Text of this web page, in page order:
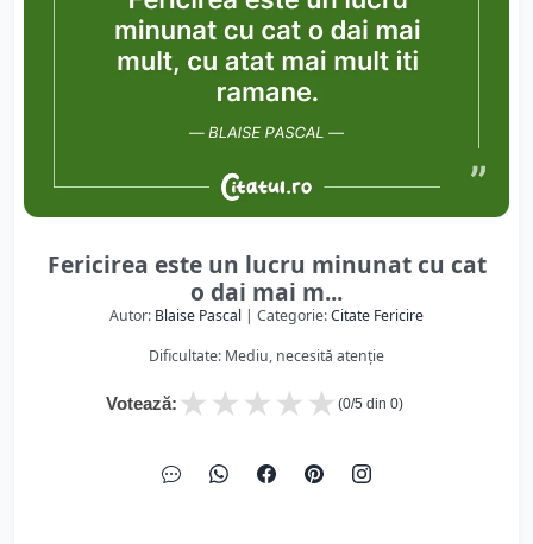
Fericirea este un lucru minunat cu cat
o dai mai m...
Autor: Blaise Pascal | Categorie:Citate Fericire
Dificultate: Mediu, necesită atenție
Votează: ★
★
★
★
★ (0/5 din 0)